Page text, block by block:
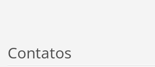
Contatos